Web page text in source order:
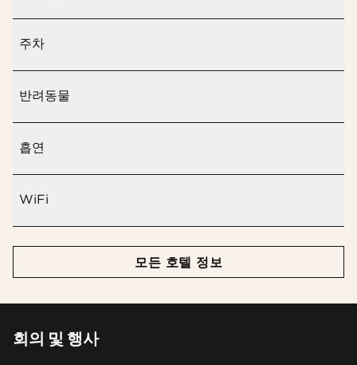
주차
반려동물
흡연
WiFi
모든 호텔 정보
회의 및 행사